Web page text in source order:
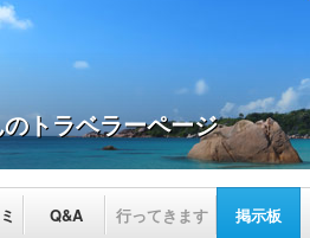
トラベラーページ
Q&A 行ってきます 掲示板